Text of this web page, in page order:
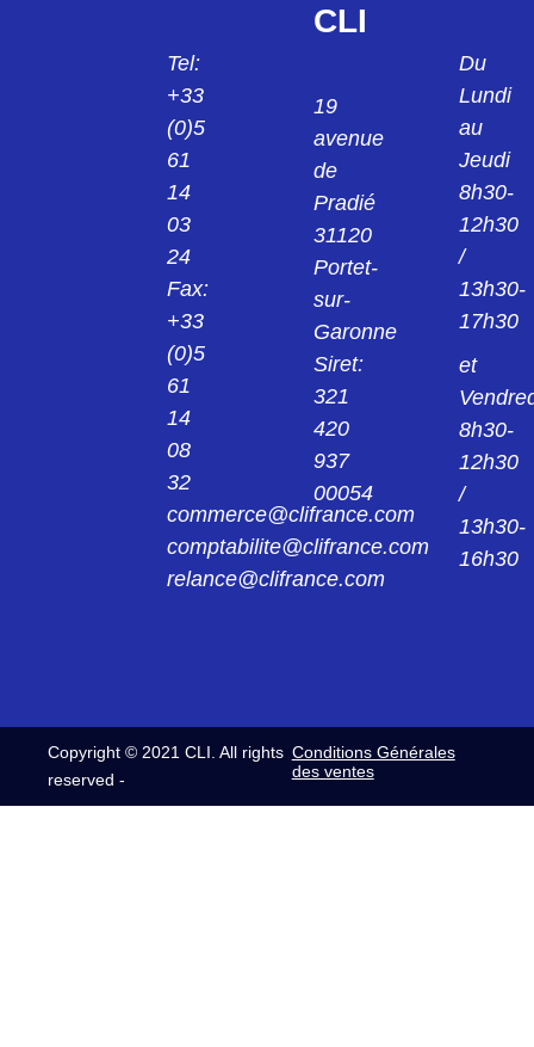
Tel:
+33
(0)5
61
14
03
24
Fax:
+33
(0)5
61
14
08
32
commerce@clifrance.com
comptabilite@clifrance.com
relance@clifrance.com
CLI
19
avenue
de
Pradié
31120
Portet-
sur-
Garonne
Siret:
321
420
937
00054
Du
Lundi
au
Jeudi
8h30-
12h30
/
13h30-
17h30
et
8h30-
12h30
/
13h30-
16h30
Copyright © 2021 CLI. All rights
reserved -
Conditions Générales
des ventes